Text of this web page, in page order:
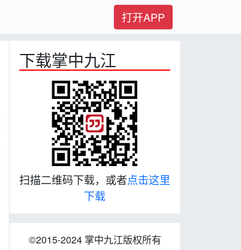
打开APP
下载掌中九江
扫描二维码下载，或者点击这里
下载
©2015-2024 掌中九江版权所有